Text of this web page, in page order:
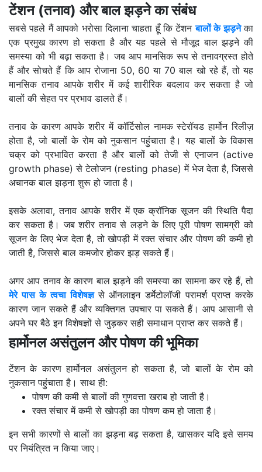
टेंशन (तनाव) और बाल झड़ने का संबंध
सबसे पहले मैं आपको भरोसा दिलाना चाहता हूँ कि टेंशनबालों के झड़नेका
एक प्रमुख कारण हो सकता है और यह पहले से मौजूद बाल झड़ने की
समस्या को भी बढ़ा सकता है। जब आप मानसिक रूप से तनावग्रस्त होते
हैं और सोचते हैं कि आप रोजाना 50, 60 या 70 बाल खो रहे हैं, तो यह
मानसिक तनाव आपके शरीर में कई शारीरिक बदलाव कर सकता है जो
बालों की सेहत पर प्रभाव डालते हैं।
तनाव के कारण आपके शरीर में कॉर्टिसोल नामक स्टेरॉयड हार्मोन रिलीज़
होता है, जो बालों के रोम को नुकसान पहुंचाता है। यह बालों के विकास
चक्र को प्रभावित करता है और बालों को तेजी से एनाजन (active
growth phase) से टेलोजन (resting phase) में भेज देता है, जिससे
अचानक बाल झड़ना शुरू हो जाता है।
इसके अलावा, तनाव आपके शरीर में एक क्रॉनिक सूजन की स्थिति पैदा
कर सकता है। जब शरीर तनाव से लड़ने के लिए पूरी पोषण सामग्री को
सूजन के लिए भेज देता है, तो खोपड़ी में रक्त संचार और पोषण की कमी हो
जाती है, जिससे बाल कमजोर होकर झड़ सकते हैं।
अगर आप तनाव के कारण बाल झड़ने की समस्या का सामना कर रहे हैं, तो
मेरे पास के त्वचा विशेषज्ञसे ऑनलाइन डर्मेटोलॉजी परामर्श प्राप्त करके
कारण जान सकते हैं और व्यक्तिगत उपचार पा सकते हैं। आप आसानी से
अपने घर बैठे इन विशेषज्ञों से जुड़कर सही समाधान प्राप्त कर सकते हैं।
हार्मोनल असंतुलन और पोषण की भूमिका
टेंशन के कारण हार्मोनल असंतुलन हो सकता है, जो बालों के रोम को
नुकसान पहुंचाता है। साथ ही:
पोषण की कमी से बालों की गुणवत्ता खराब हो जाती है।
रक्त संचार में कमी से खोपड़ी का पोषण कम हो जाता है।
इन सभी कारणों से बालों का झड़ना बढ़ सकता है, खासकर यदि इसे समय
पर नियंत्रित न किया जाए।